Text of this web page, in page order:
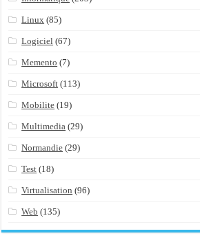
Linux (85)
Logiciel (67)
Memento (7)
Microsoft (113)
Mobilite (19)
Multimedia (29)
Normandie (29)
Test (18)
Virtualisation (96)
Web (135)